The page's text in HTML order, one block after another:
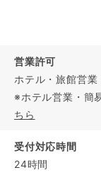
営業許可
ホテル・旅館営業
※ホテル営業・簡
ちら
受付対応時間
24時間